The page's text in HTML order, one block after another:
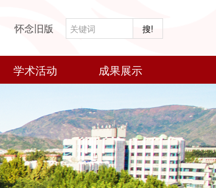
搜!
怀念旧版
学术活动 成果展示